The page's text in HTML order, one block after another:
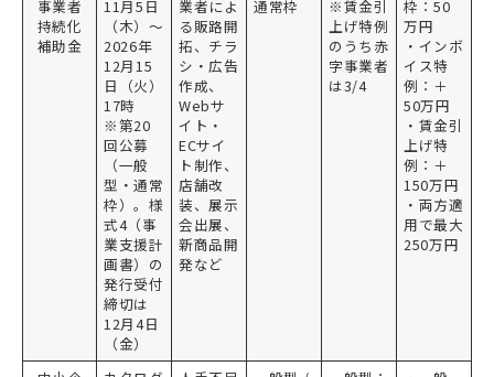
事業者
持続化
補助金
11月5日
（木）～
2026年
12月15
日（火）
17時
※第20
回公募
（一般
型・通常
枠）。様
式4（事
業支援計
画書）の
発行受付
締切は
12月4日
（金）
業者によ
る販路開
拓、チラ
シ・広告
作成、
Webサ
イト・
ECサイ
ト制作、
店舗改
装、展示
会出展、
新商品開
発など
通常枠
※賃金引
上げ特例
のうち赤
字事業者
は3/4
枠：50
万円
・インボ
イス特
例：＋
50万円
・賃金引
上げ特
例：＋
150万円
・両方適
用で最大
250万円